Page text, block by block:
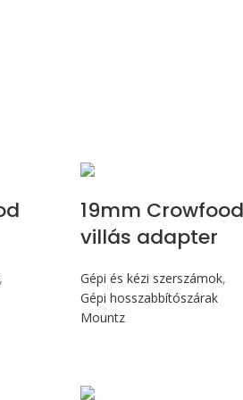
19mm Crowfood
villás adapter
Gépi és kézi szerszámok,
Gépi hosszabbítószárak
Mountz